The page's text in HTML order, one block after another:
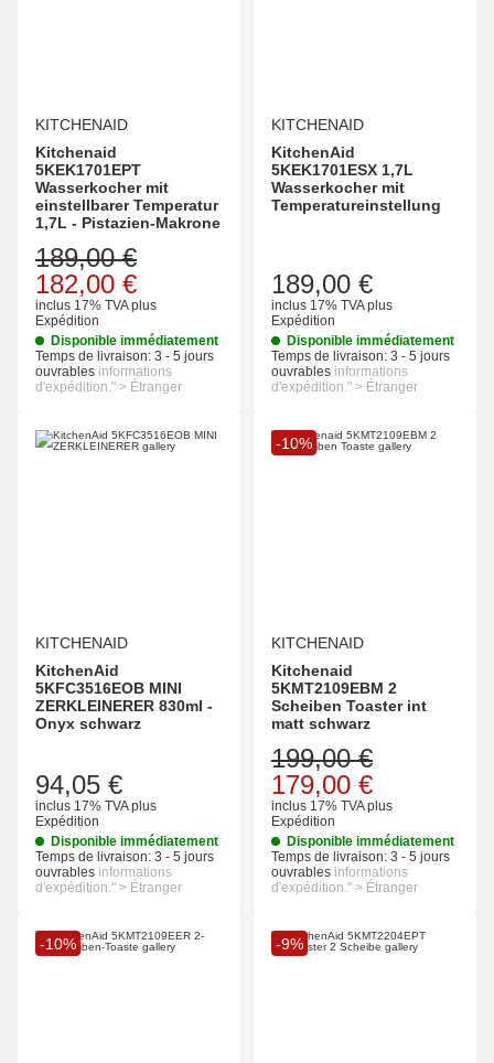
KITCHENAID
Kitchenaid
5KEK1701EPT
Wasserkocher mit
einstellbarer Temperatur
1,7L - Pistazien-Makrone
182,00 €
189,00 €
inclus 17% TVAplus
Expédition
Disponible immédiatement
Temps de livraison: 3 - 5 jours
ouvrables informations
d'expédition." > Étranger
KITCHENAID
KitchenAid
5KEK1701ESX 1,7L
Wasserkocher mit
Temperatureinstellung
189,00 €
inclus 17% TVAplus
Expédition
Disponible immédiatement
Temps de livraison: 3 - 5 jours
ouvrables informations
d'expédition." > Étranger
KITCHENAID
KitchenAid
5KFC3516EOB MINI
ZERKLEINERER 830ml -
Onyx schwarz
94,05 €
inclus 17% TVAplus
Expédition
Disponible immédiatement
Temps de livraison: 3 - 5 jours
ouvrables informations
d'expédition." > Étranger
-10%
KITCHENAID
Kitchenaid
5KMT2109EBM 2
Scheiben Toaster int
matt schwarz
179,00 €
199,00 €
inclus 17% TVAplus
Expédition
Disponible immédiatement
Temps de livraison: 3 - 5 jours
ouvrables informations
d'expédition." > Étranger
-10% -9%